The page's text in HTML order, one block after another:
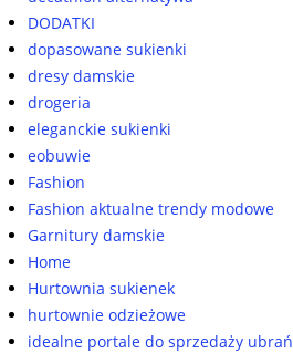
DODATKI
dopasowane sukienki
dresy damskie
drogeria
eleganckie sukienki
eobuwie
Fashion
Fashion aktualne trendy modowe
Garnitury damskie
Home
Hurtownia sukienek
hurtownie odzieżowe
idealne portale do sprzedaży ubrań